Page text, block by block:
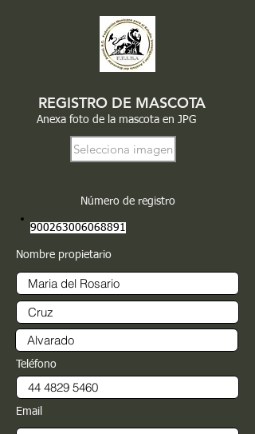
REGISTRO DE MASCOTA
Anexa foto de la mascota en JPG
Selecciona imagen
Número de registro
900263006068891
Nombre propietario
Teléfono
Email